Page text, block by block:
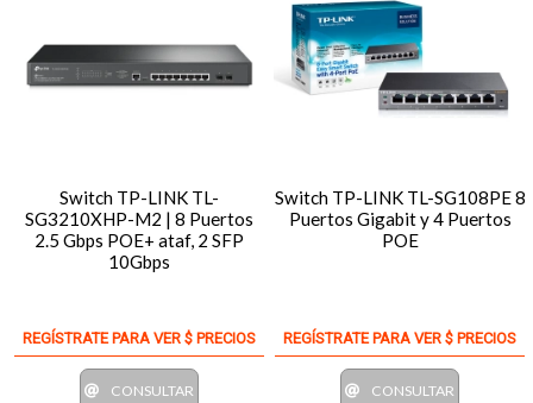
Switch TP-LINK TL-
SG3210XHP-M2 | 8 Puertos
2.5 Gbps POE+ ataf, 2 SFP
10Gbps
REGÍSTRATE PARA VER $ PRECIOS
CONSULTAR
Switch TP-LINK TL-SG108PE 8
Puertos Gigabit y 4 Puertos
POE
REGÍSTRATE PARA VER $ PRECIOS
CONSULTAR